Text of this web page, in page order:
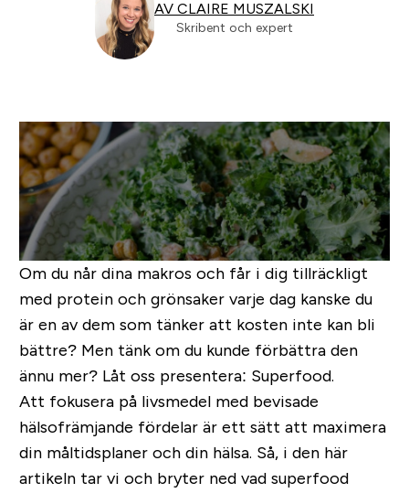
AV CLAIRE MUSZALSKI
Skribent och expert
Om du når dina makros och får i dig tillräckligt
med protein och grönsaker varje dag kanske du
är en av dem som tänker att kosten inte kan bli
bättre? Men tänk om du kunde förbättra den
ännu mer? Låt oss presentera: Superfood.
Att fokusera på livsmedel med bevisade
hälsofrämjande fördelar är ett sätt att maximera
din måltidsplaner och din hälsa. Så, i den här
artikeln tar vi och bryter ned vad superfood